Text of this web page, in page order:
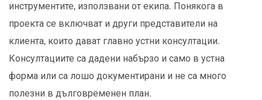
инструментите, използвани от екипа. Понякога в
проекта се включват и други представители на
клиента, които дават главно устни консултации.
Консултациите са дадени набързо и само в устна
форма или са лошо документирани и не са много
полезни в дълговременен план.